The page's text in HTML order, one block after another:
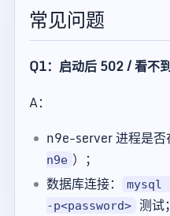
常见问题
Q1：启动后 502 / 看不
A：
n9e-server 进程是否
n9e ）；
数据库连接：
mysql
-p<password> 测试；